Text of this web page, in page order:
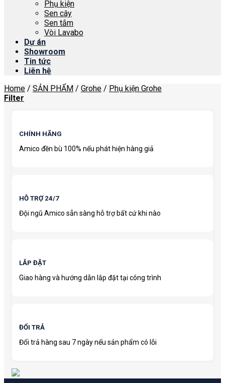
Phụ kiện
Sen cây
Sen tắm
Vòi Lavabo
Dự án
Showroom
Tin tức
Liên hệ
Home / SẢN PHẨM / Grohe / Phụ kiện Grohe
Filter
CHÍNH HÃNG
Amico đền bù 100% nếu phát hiện hàng giả
HỖ TRỢ 24/7
Đội ngũ Amico sẵn sàng hỗ trợ bất cứ khi nào
LẮP ĐẶT
Giao hàng và hướng dẫn lắp đặt tại công trình
ĐỔI TRẢ
Đổi trả hàng sau 7 ngày nếu sản phẩm có lỗi